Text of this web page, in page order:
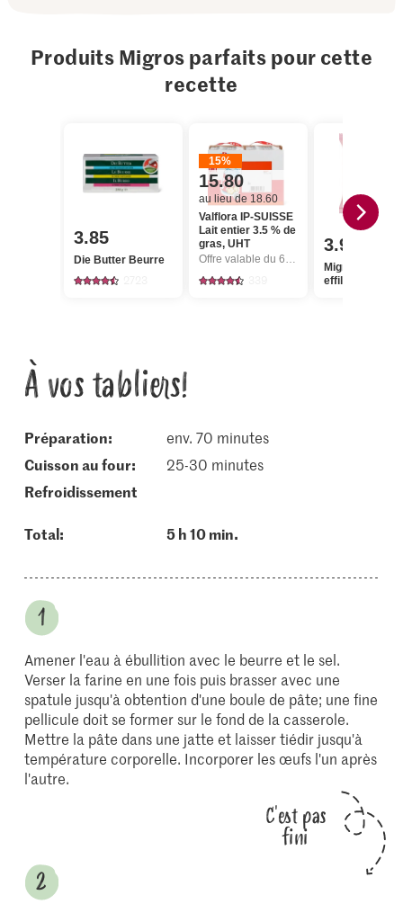
Produits Migros parfaits pour cette
recette
3.85
Die Butter Beurre
15%
15.80
au lieu de 18.60
Valflora IP-SUISSE
Lait entier 3.5 % de
gras, UHT
Offre valable du 6.8 au 12.8.2026, jusqu’à épuisement du stock.
3.95
Migros
effilées
À vos tabliers!
Préparation:
env. 70 minutes
cuisson au four:
25-30 minutes
refroidissement
Total: 5 h 10 min.
Amener l'eau à ébullition avec le beurre et le sel.
Verser la farine en une fois puis brasser avec une
spatule jusqu'à obtention d'une boule de pâte; une fine
pellicule doit se former sur le fond de la casserole.
Mettre la pâte dans une jatte et laisser tiédir jusqu'à
température corporelle. Incorporer les œufs l'un après
l'autre.
C'est pas
fini